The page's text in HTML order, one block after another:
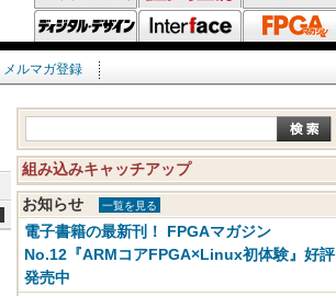
メルマガ登録
組み込みキャッチアップ
お知らせ 一覧を見る
電子書籍の最新刊！ FPGAマガジン
No.12『ARMコアFPGA×Linux初体験』好評
発売中